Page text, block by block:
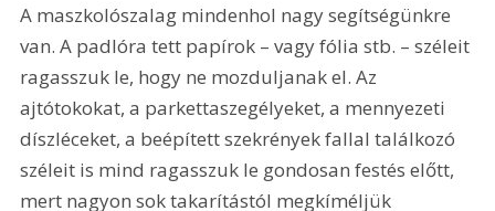
A maszkolószalag mindenhol nagy segítségünkre
van. A padlóra tett papírok – vagy fólia stb. – széleit
ragasszuk le, hogy ne mozduljanak el. Az
ajtótokokat, a parkettaszegélyeket, a mennyezeti
díszléceket, a beépített szekrények fallal találkozó
széleit is mind ragasszuk le gondosan festés előtt,
mert nagyon sok takarítástól megkíméljük